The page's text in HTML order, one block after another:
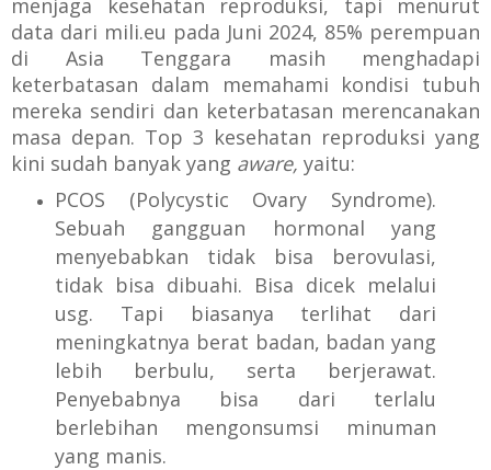
data dari mili.eu pada Juni 2024, 85% perempuan
di Asia Tenggara masih menghadapi
keterbatasan dalam memahami kondisi tubuh
mereka sendiri dan keterbatasan merencanakan
masa depan. Top 3 kesehatan reproduksi yang
kini sudah banyak yang aware, yaitu:
PCOS (Polycystic Ovary Syndrome).
Sebuah gangguan hormonal yang
menyebabkan tidak bisa berovulasi,
tidak bisa dibuahi. Bisa dicek melalui
usg. Tapi biasanya terlihat dari
meningkatnya berat badan, badan yang
lebih berbulu, serta berjerawat.
Penyebabnya bisa dari terlalu
berlebihan mengonsumsi minuman
yang manis.